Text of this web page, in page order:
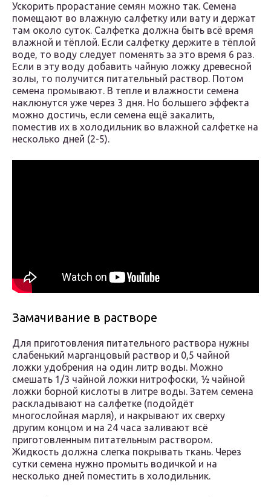
Ускорить прорастание семян можно так. Семена
помещают во влажную салфетку или вату и держат
там около суток. Салфетка должна быть всё время
влажной и тёплой. Если салфетку держите в тёплой
воде, то воду следует поменять за это время 6 раз.
Если в эту воду добавить чайную ложку древесной
золы, то получится питательный раствор. Потом
семена промывают. В тепле и влажности семена
наклюнутся уже через 3 дня. Но большего эффекта
можно достичь, если семена ещё закалить,
поместив их в холодильник во влажной салфетке на
несколько дней (2-5).
Замачивание в растворе
Для приготовления питательного раствора нужны
слабенький марганцовый раствор и 0,5 чайной
ложки удобрения на один литр воды. Можно
смешать 1/3 чайной ложки нитрофоски, 1⁄2 чайной
ложки борной кислоты в литре воды. Затем семена
раскладывают на салфетке (подойдёт
многослойная марля), и накрывают их сверху
другим концом и на 24 часа заливают всё
приготовленным питательным раствором.
Жидкость должна слегка покрывать ткань. Через
сутки семена нужно промыть водичкой и на
несколько дней поместить в холодильник.